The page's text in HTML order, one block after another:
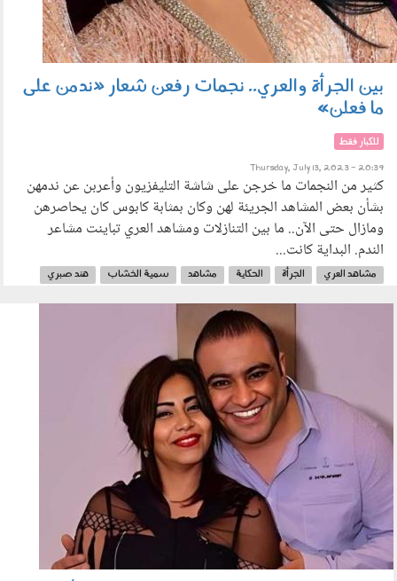
بين الجرأة والعري.. نجمات رفعن شعار «ندمن على
ما فعلن»
للكبار فقط
Thursday, July 13, 2023 - 20:39
كثير من النجمات ما خرجن على شاشة التليفزيون وأعربن عن ندمهن
بشأن بعض المشاهد الجريئة لهن وكان بمثابة كابوس كان يحاصرهن
ومازال حتى الآن.. ما بين التنازلات ومشاهد العري تباينت مشاعر
الندم. البداية كانت...
مشاهد العري الجرأة الحكاية مشاهد سمية الخشاب
هند صبري